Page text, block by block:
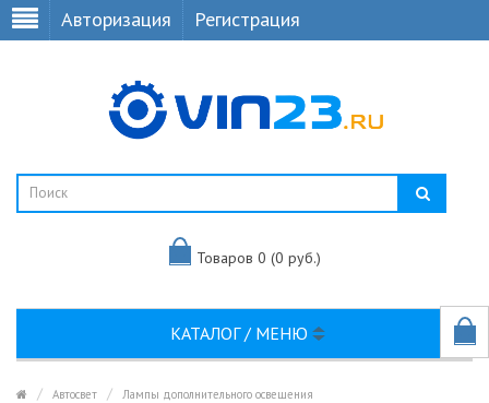
Авторизация Регистрация
Товаров 0 (0 руб.)
КАТАЛОГ / МЕНЮ
Автосвет
Лампы дополнительного освещения